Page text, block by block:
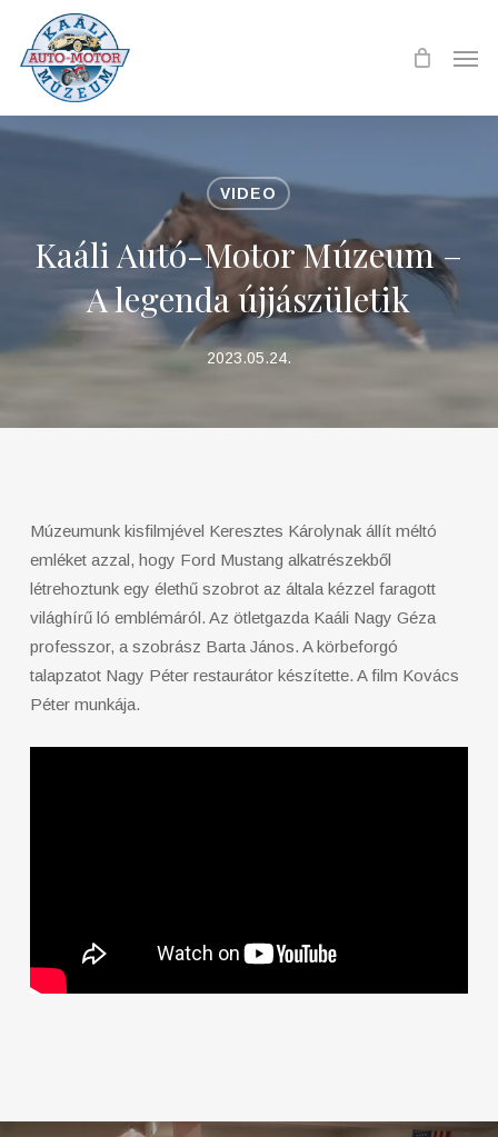
main
content
VIDEO
Kaáli Autó-Motor Múzeum –
A legenda újjászületik
2023.05.24.
Múzeumunk kisfilmjével Keresztes Károlynak állít méltó
emléket azzal, hogy Ford Mustang alkatrészekből
létrehoztunk egy élethű szobrot az általa kézzel faragott
világhírű ló emblémáról. Az ötletgazda Kaáli Nagy Géza
professzor, a szobrász Barta János. A körbeforgó
talapzatot Nagy Péter restaurátor készítette. A film Kovács
Péter munkája.